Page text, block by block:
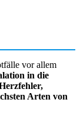
vor allem
in die
Arten von